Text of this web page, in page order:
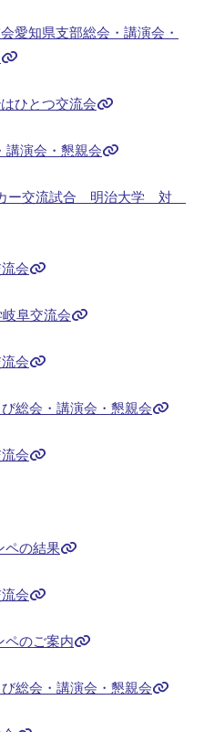
愛知県支部総会・講演会・
ひとつ交流会
講演会・懇親会
カー交流試合 明治大学 対
会
阜交流会
会
総会・講演会・懇親会
会
ペの結果
会
ペのご案内
総会・講演会・懇親会